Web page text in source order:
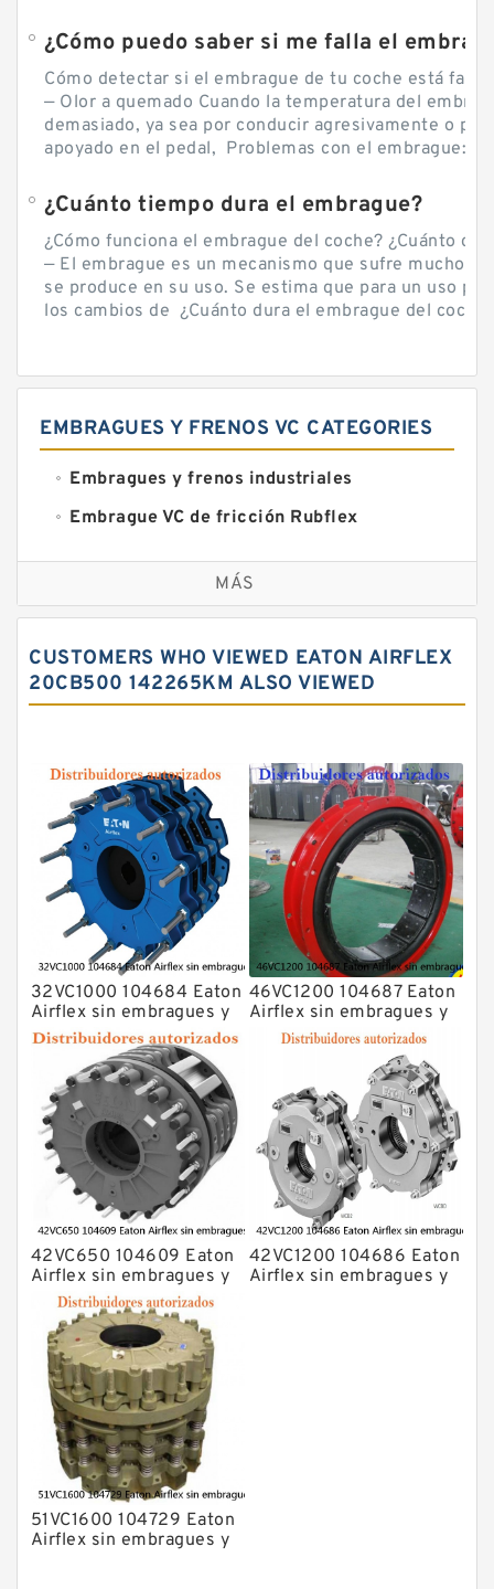
Cómo detectar si el embrague de tu coche está
— Olor a quemado Cuando la temperatura del
demasiado, ya sea por conducir agresivamente o
apoyado en el pedal, Problemas con el embrague:
¿Cuánto tiempo dura el embrague?
¿Cómo funciona el embrague del coche? ¿Cuánto
— El embrague es un mecanismo que sufre mucho
se produce en su uso. Se estima que para un uso
los cambios de ¿Cuánto dura el embrague del
EMBRAGUES Y FRENOS VC CATEGORIES
Embragues y frenos industriales
Embrague VC de fricción Rubflex
Embragues y frenos VC
MÁS
CUSTOMERS WHO VIEWED EATON AIRFLEX
20CB500 142265KM ALSO VIEWED
32VC1000 104684 Eaton
Airflex sin embragues y
frenos de bloqueo axial
46VC1200 104687 Eaton
Airflex sin embragues y
frenos de bloqueo axial
42VC650 104609 Eaton
Airflex sin embragues y
frenos de bloqueo axial
42VC1200 104686 Eaton
Airflex sin embragues y
51VC1600 104729 Eaton
Airflex sin embragues y